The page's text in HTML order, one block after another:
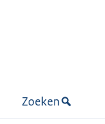
Zoeken